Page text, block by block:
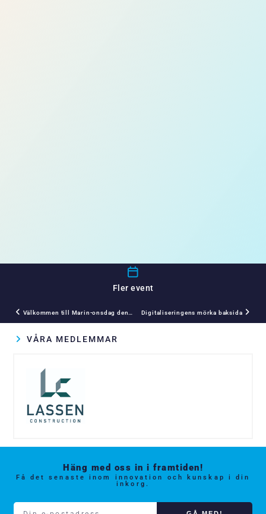
Fler event
Välkommen till Marin-onsdag den 8 mars! Digitaliseringens mörka baksida
VÅRA MEDLEMMAR
Häng med oss in i framtiden!
Få det senaste inom innovation och kunskap i din
inkorg.